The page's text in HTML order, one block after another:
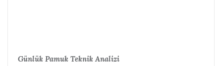
Günlük Pamuk Teknik Analizi